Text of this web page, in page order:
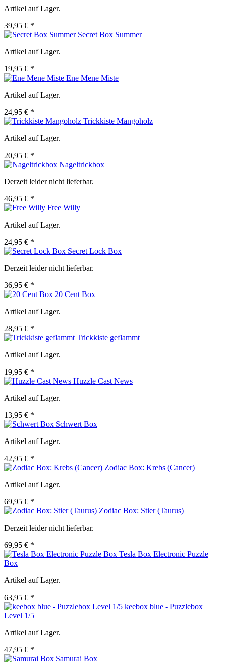
Artikel auf Lager.
39,95 € *
Secret Box Summer
Artikel auf Lager.
19,95 € *
Ene Mene Miste
Artikel auf Lager.
24,95 € *
Trickkiste Mangoholz
Artikel auf Lager.
20,95 € *
Nageltrickbox
Derzeit leider nicht lieferbar.
46,95 € *
Free Willy
Artikel auf Lager.
24,95 € *
Secret Lock Box
Derzeit leider nicht lieferbar.
36,95 € *
20 Cent Box
Artikel auf Lager.
28,95 € *
Trickkiste geflammt
Artikel auf Lager.
19,95 € *
Huzzle Cast News
Artikel auf Lager.
13,95 € *
Schwert Box
Artikel auf Lager.
42,95 € *
Zodiac Box: Krebs (Cancer)
Artikel auf Lager.
69,95 € *
Zodiac Box: Stier (Taurus)
Derzeit leider nicht lieferbar.
69,95 € *
Tesla Box Electronic Puzzle
Box
Artikel auf Lager.
63,95 € *
keebox blue - Puzzlebox
Level 1/5
Artikel auf Lager.
47,95 € *
Samurai Box